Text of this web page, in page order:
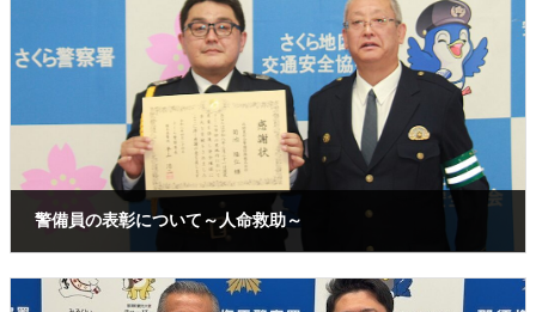
警備員の表彰について～人命救助～